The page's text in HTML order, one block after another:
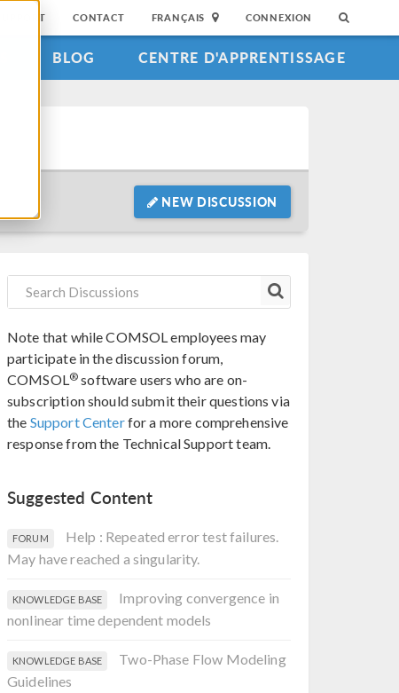
SUPPORT CONTACT FRANÇAIS CONNEXION
BLOG CENTRE D'APPRENTISSAGE
NEW DISCUSSION
Note that while COMSOL employees may
participate in the discussion forum,
COMSOL® software users who are on-
subscription should submit their questions via
the Support Centerfor a more comprehensive
response from the Technical Support team.
Suggested Content
FORUM
Help : Repeated error test failures.
May have reached a singularity.
KNOWLEDGE BASE
Improving convergence in
nonlinear time dependent models
KNOWLEDGE BASE
Two-Phase Flow Modeling
Guidelines